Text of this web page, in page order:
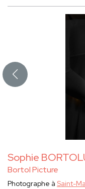
Sophie
Bortol Picture
Photographe à Saint-